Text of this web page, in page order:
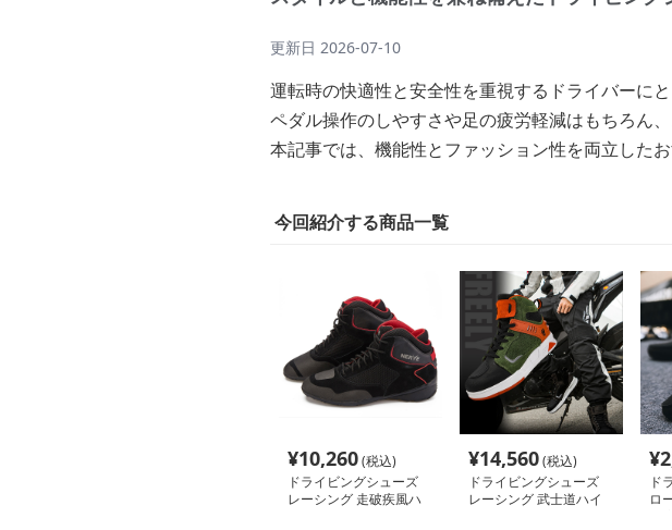
更新日 2026-07-10
運転時の快適性と安全性を重視するドライバーに
ペダル操作のしやすさや足の疲労軽減はもちろん
本記事では、機能性とファッション性を両立した
今回紹介する商品一覧
¥10,260(税込)
ドライビングシューズ
レーシング 走破疾風ハ
¥14,560(税込)
ドライビングシューズ
レーシング 武士道ハイ
¥
ド
ロ